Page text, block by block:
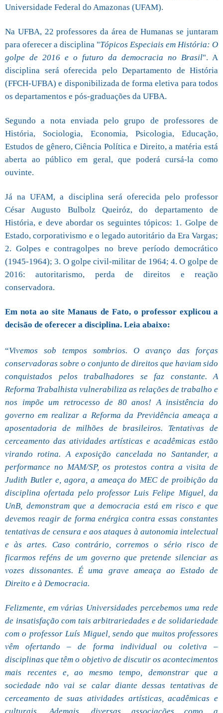
Universidade Federal do Amazonas (UFAM).
Na UFBA, 22 professores da área de Humanas se juntaram
para oferecer a disciplina "Tópicos Especiais em História: O
golpe de 2016 e o futuro da democracia no Brasil". A
disciplina será oferecida pelo Departamento de História
(FFCH-UFBA) e disponibilizada de forma eletiva para todos
os departamentos e pós-graduações da UFBA.
Segundo a nota enviada pelo grupo de professores de
História, Sociologia, Economia, Psicologia, Educação,
Estudos de gênero, Ciência Política e Direito, a matéria está
aberta ao público em geral, que poderá cursá-la como
ouvinte.
Já na UFAM, a disciplina será oferecida pelo professor
César Augusto Bulbolz Queiróz, do departamento de
História, e deve abordar os seguintes tópicos: 1. Golpe de
Estado, corporativismo e o legado autoritário da Era Vargas;
2. Golpes e contragolpes no breve período democrático
(1945-1964); 3. O golpe civil-militar de 1964; 4. O golpe de
2016: autoritarismo, perda de direitos e reação
conservadora.
Em nota ao site Manaus de Fato, o professor explicou a
decisão de oferecer a disciplina. Leia abaixo:
“Vivemos sob tempos sombrios. O avanço das forças
conservadoras sobre o conjunto de direitos que haviam sido
conquistados pelos trabalhadores se faz constante. A
Reforma Trabalhista vulnerabiliza as relações de trabalho e
nos impõe um retrocesso de 80 anos! A insistência do
governo em realizar a Reforma da Previdência ameaça a
aposentadoria de milhões de brasileiros. Tentativas de
cerceamento das atividades artísticas e acadêmicas estão
virando rotina. A exposição cancelada no Santander, a
performance no MAM/SP, os protestos contra a visita de
Judith Butler e, agora, a ameaça do MEC de proibição da
disciplina ofertada pelo professor Luis Felipe Miguel, da
UnB, demonstram que a democracia está em risco e que
devemos reagir de forma enérgica contra essas constantes
tentativas de censura e aos ataques à autonomia intelectual
e às artes. Caso contrário, corremos o sério risco de
ficarmos reféns de um governo que pretende silenciar as
vozes dissonantes. É uma grave ameaça ao Estado de
Direito e à Democracia.
Felizmente, em várias Universidades percebemos uma rede
de insatisfação com tais arbitrariedades e de solidariedade
com o professor Luís Miguel, sendo que muitos professores
vêm ofertando – de forma individual ou coletiva –
disciplinas que têm o objetivo de discutir os acontecimentos
mais recentes e, ao mesmo tempo, demonstrar que a
sociedade não vai se calar diante dessas tentativas de
cerceamento de suas atividades artísticas, acadêmicas e